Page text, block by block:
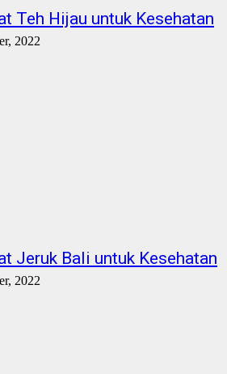
Teh Hijau untuk Kesehatan
2022
Jeruk Bali untuk Kesehatan
2022